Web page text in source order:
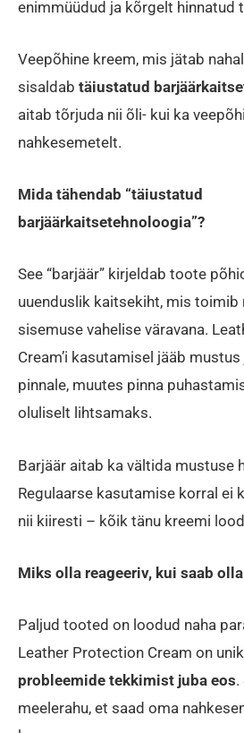
enimmüüdud ja kõrgelt hinnatud
Veepõhine kreem, mis jätab
sisaldab täiustatud
aitab tõrjuda nii õli- kui ka
nahkesemetelt.
Mida tähendab “täiustatud
barjäärkaitsetehnoloogia”?
See “barjäär” kirjeldab toote
uuenduslik kaitsekiht, mis toimib
sisemuse vahelise väravana.
Cream’i kasutamisel jääb
pinnale, muutes pinna
oluliselt lihtsamaks.
Barjäär aitab ka vältida mustuse
Regulaarse kasutamise korral ei
nii kiiresti – kõik tänu kreemi
Miks olla reageeriv, kui saab
Paljud tooted on loodud naha
Leather Protection Cream on
probleemide tekkimist juba eos.
meelerahu, et saad oma